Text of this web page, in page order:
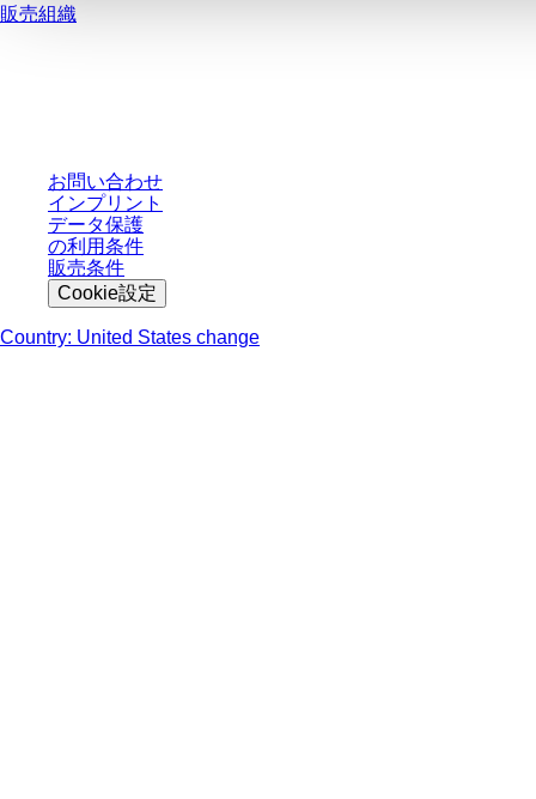
販売組織
お問い合わせ
インプリント
データ保護
の利用条件
販売条件
Cookie設定
Country: United States change